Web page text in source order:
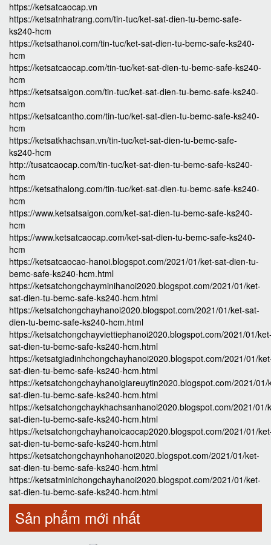
https://ketsatcaocap.vn
https://ketsatnhatrang.com/tin-tuc/ket-sat-dien-tu-bemc-safe-
ks240-hcm
https://ketsathanoi.com/tin-tuc/ket-sat-dien-tu-bemc-safe-ks240-
hcm
https://ketsatcaocap.com/tin-tuc/ket-sat-dien-tu-bemc-safe-ks240-
hcm
https://ketsatsaigon.com/tin-tuc/ket-sat-dien-tu-bemc-safe-ks240-
hcm
https://ketsatcantho.com/tin-tuc/ket-sat-dien-tu-bemc-safe-ks240-
hcm
https://ketsatkhachsan.vn/tin-tuc/ket-sat-dien-tu-bemc-safe-
ks240-hcm
http://tusatcaocap.com/tin-tuc/ket-sat-dien-tu-bemc-safe-ks240-
hcm
https://ketsathalong.com/tin-tuc/ket-sat-dien-tu-bemc-safe-ks240-
hcm
https://www.ketsatsaigon.com/ket-sat-dien-tu-bemc-safe-ks240-
hcm
https://www.ketsatcaocap.com/ket-sat-dien-tu-bemc-safe-ks240-
hcm
https://ketsatcaocao-hanoi.blogspot.com/2021/01/ket-sat-dien-tu-
bemc-safe-ks240-hcm.html
https://ketsatchongchayminihanoi2020.blogspot.com/2021/01/ket-
sat-dien-tu-bemc-safe-ks240-hcm.html
https://ketsatchongchayhanoi2020.blogspot.com/2021/01/ket-sat-
dien-tu-bemc-safe-ks240-hcm.html
https://ketsatchongchayviettiephanoi2020.blogspot.com/2021/01/
sat-dien-tu-bemc-safe-ks240-hcm.html
https://ketsatgiadinhchongchayhanoi2020.blogspot.com/2021/01/
sat-dien-tu-bemc-safe-ks240-hcm.html
https://ketsatchongchayhanoigiareuytin2020.blogspot.com/2021/01/
sat-dien-tu-bemc-safe-ks240-hcm.html
https://ketsatchongchaykhachsanhanoi2020.blogspot.com/2021/01/
sat-dien-tu-bemc-safe-ks240-hcm.html
https://ketsatchongchayhanoicaocap2020.blogspot.com/2021/01/
sat-dien-tu-bemc-safe-ks240-hcm.html
https://ketsatchongchaynhohanoi2020.blogspot.com/2021/01/ket-
sat-dien-tu-bemc-safe-ks240-hcm.html
https://ketsatminichongchayhanoi2020.blogspot.com/2021/01/ket-
sat-dien-tu-bemc-safe-ks240-hcm.html
Sản phẩm mới nhất